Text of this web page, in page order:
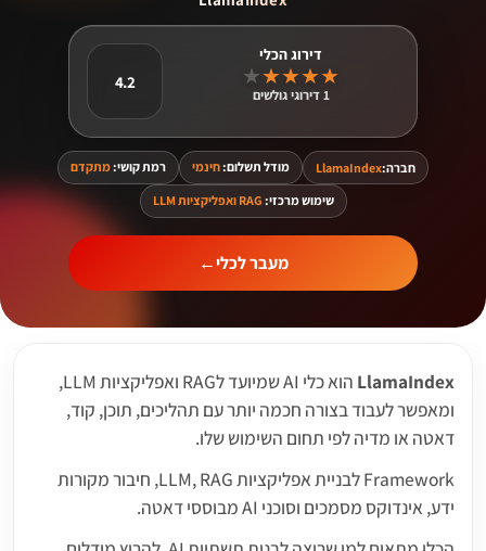
4.2 ★
★
★
★
★
1 דירוגי גולשים
חברה:LlamaIndex מודל תשלום:חינמי רמת קושי:מתקדם
שימוש מרכזי: RAG ואפליקציות LLM
מעבר לכלי←
LlamaIndex
הוא כלי AI שמיועד לRAG ואפליקציות LLM,
ומאפשר לעבוד בצורה חכמה יותר עם תהליכים, תוכן, קוד,
דאטה או מדיה לפי תחום השימוש שלו.
Framework לבניית אפליקציות LLM, RAG, חיבור מקורות
ידע, אינדוקס מסמכים וסוכני AI מבוססי דאטה.